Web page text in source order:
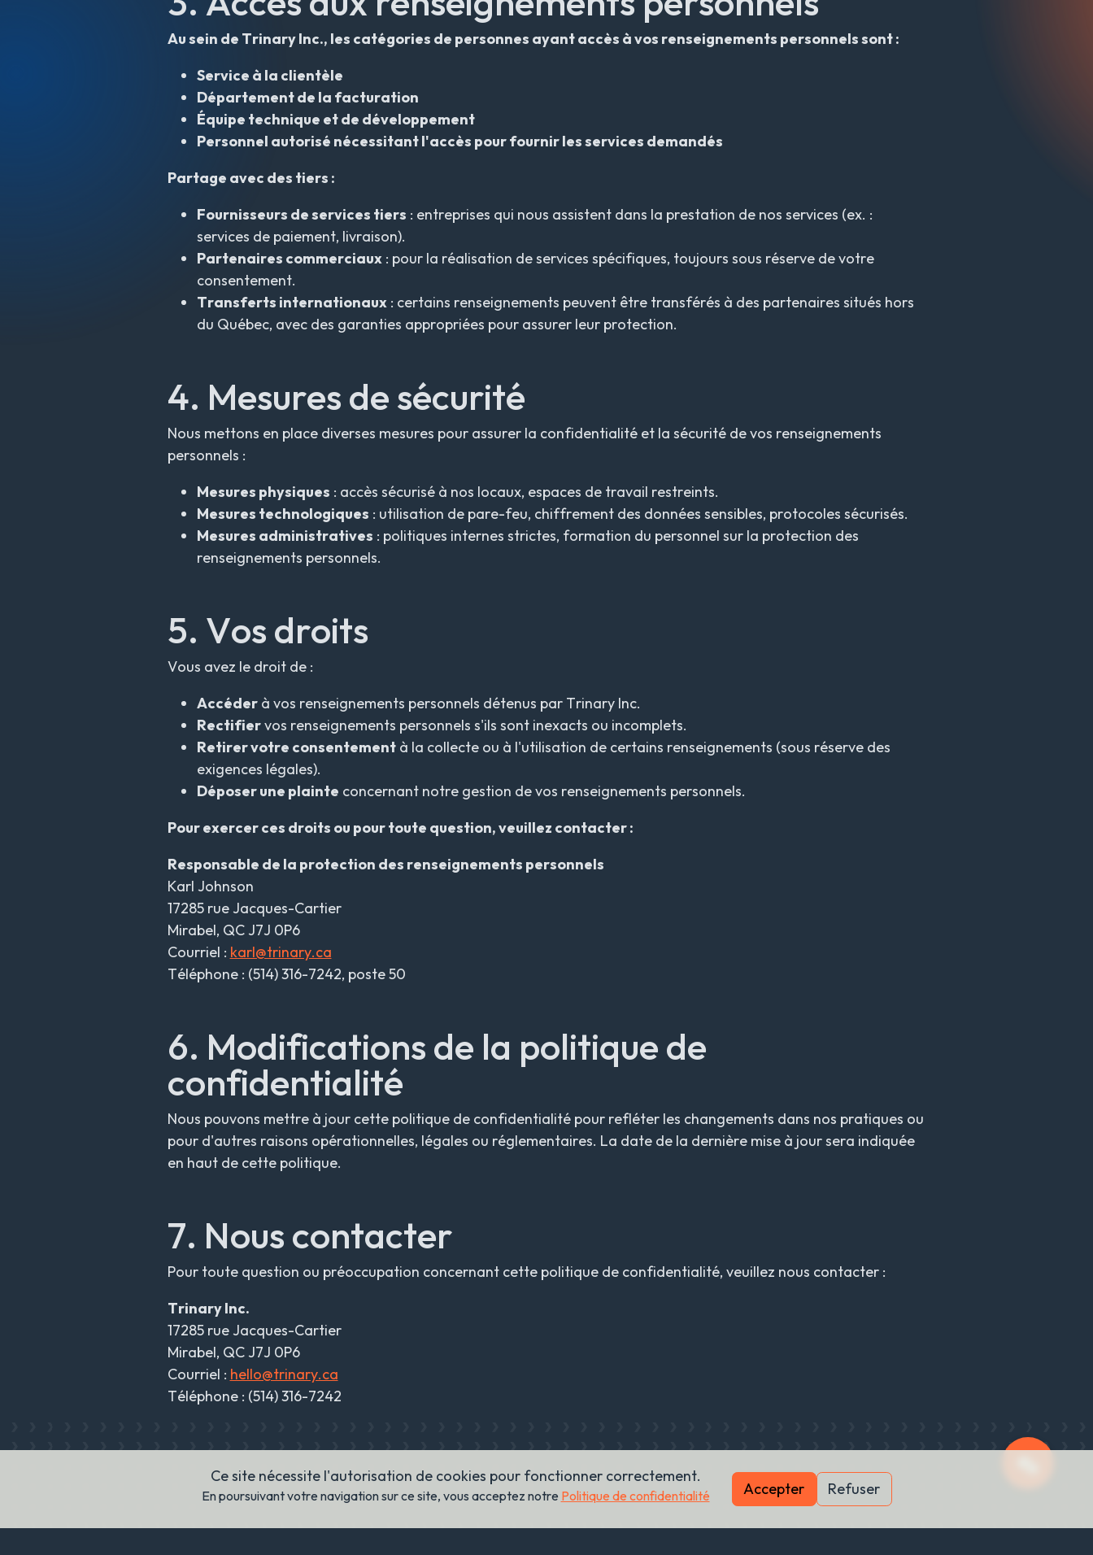
Au sein de Trinary Inc., les catégories de personnes ayant accès à vos renseignements personnels sont :
Service à la clientèle
Département de la facturation
Équipe technique et de développement
Personnel autorisé nécessitant l'accès pour fournir les services demandés
Partage avec des tiers :
Fournisseurs de services tiers : entreprises qui nous assistent dans la prestation de nos services (ex. :
services de paiement, livraison).
Partenaires commerciaux: pour la réalisation de services spécifiques, toujours sous réserve de votre
consentement.
Transferts internationaux: certains renseignements peuvent être transférés à des partenaires situés hors
du Québec, avec des garanties appropriées pour assurer leur protection.
4. Mesures de sécurité
Nous mettons en place diverses mesures pour assurer la confidentialité et la sécurité de vos renseignements
personnels :
Mesures physiques : accès sécurisé à nos locaux, espaces de travail restreints.
Mesures technologiques : utilisation de pare-feu, chiffrement des données sensibles, protocoles sécurisés.
Mesures administratives : politiques internes strictes, formation du personnel sur la protection des
renseignements personnels.
5. Vos droits
Vous avez le droit de :
Accéderà vos renseignements personnels détenus par Trinary Inc.
Rectifiervos renseignements personnels s'ils sont inexacts ou incomplets.
Retirer votre consentementà la collecte ou à l'utilisation de certains renseignements (sous réserve des
exigences légales).
Déposer une plainte concernant notre gestion de vos renseignements personnels.
Pour exercer ces droits ou pour toute question, veuillez contacter :
Responsable de la protection des renseignements personnels
Karl Johnson
17285 rue Jacques-Cartier
Mirabel, QC J7J 0P6
Courriel : karl@trinary.ca
Téléphone : (514) 316-7242, poste 50
6. Modifications de la politique de
confidentialité
Nous pouvons mettre à jour cette politique de confidentialité pour refléter les changements dans nos pratiques ou
pour d'autres raisons opérationnelles, légales ou réglementaires. La date de la dernière mise à jour sera indiquée
en haut de cette politique.
7. Nous contacter
Pour toute question ou préoccupation concernant cette politique de confidentialité, veuillez nous contacter :
Trinary Inc.
17285 rue Jacques-Cartier
Mirabel, QC J7J 0P6
Courriel : hello@trinary.ca
Téléphone : (514) 316-7242
Ce site nécessite l'autorisation de cookies pour fonctionner correctement.
En poursuivant votre navigation sur ce site, vous acceptez notre Politique de confidentialité Accepter Refuser